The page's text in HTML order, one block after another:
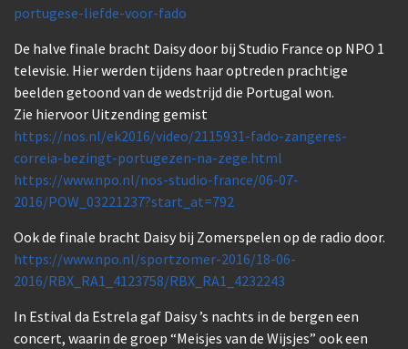
portugese-liefde-voor-fado
De halve finale bracht Daisy door bij Studio France op NPO 1
televisie. Hier werden tijdens haar optreden prachtige
beelden getoond van de wedstrijd die Portugal won.
Zie hiervoor Uitzending gemist
https://nos.nl/ek2016/video/2115931-fado-zangeres-
correia-bezingt-portugezen-na-zege.html
https://www.npo.nl/nos-studio-france/06-07-
2016/POW_03221237?start_at=792
Ook de finale bracht Daisy bij Zomerspelen op de radio door.
https://www.npo.nl/sportzomer-2016/18-06-
2016/RBX_RA1_4123758/RBX_RA1_4232243
In Estival da Estrela gaf Daisy ’s nachts in de bergen een
concert, waarin de groep “Meisjes van de Wijsjes” ook een